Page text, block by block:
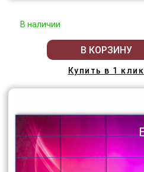
В наличии
В КОРЗИНУ
Купить в 1 клик